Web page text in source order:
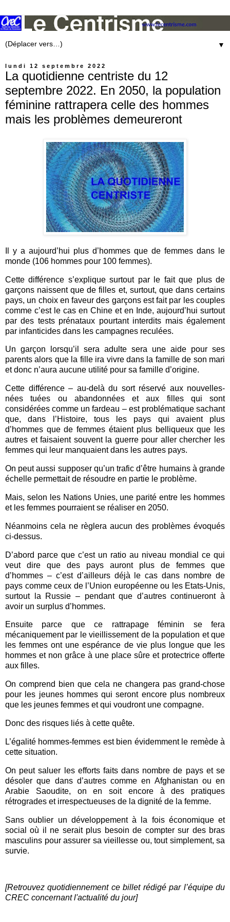
▼
lundi 12 septembre 2022
La quotidienne centriste du 12
septembre 2022. En 2050, la population
féminine rattrapera celle des hommes
mais les problèmes demeureront
Il y a aujourd’hui plus d’hommes que de femmes dans le
monde (106 hommes pour 100 femmes).
Cette différence s’explique surtout par le fait que plus de
garçons naissent que de filles et, surtout, que dans certains
pays, un choix en faveur des garçons est fait par les couples
comme c’est le cas en Chine et en Inde, aujourd’hui surtout
par des tests prénataux pourtant interdits mais également
par infanticides dans les campagnes reculées.
Un garçon lorsqu’il sera adulte sera une aide pour ses
parents alors que la fille ira vivre dans la famille de son mari
et donc n’aura aucune utilité pour sa famille d’origine.
Cette différence – au-delà du sort réservé aux nouvelles-
nées tuées ou abandonnées et aux filles qui sont
considérées comme un fardeau – est problématique sachant
que, dans l’Histoire, tous les pays qui avaient plus
d’hommes que de femmes étaient plus belliqueux que les
autres et faisaient souvent la guerre pour aller chercher les
femmes qui leur manquaient dans les autres pays.
On peut aussi supposer qu’un trafic d’être humains à grande
échelle permettait de résoudre en partie le problème.
Mais, selon les Nations Unies, une parité entre les hommes
et les femmes pourraient se réaliser en 2050.
Néanmoins cela ne règlera aucun des problèmes évoqués
ci-dessus.
D’abord parce que c’est un ratio au niveau mondial ce qui
veut dire que des pays auront plus de femmes que
d’hommes – c’est d’ailleurs déjà le cas dans nombre de
pays comme ceux de l’Union européenne ou les Etats-Unis,
surtout la Russie – pendant que d’autres continueront à
avoir un surplus d’hommes.
Ensuite parce que ce rattrapage féminin se fera
mécaniquement par le vieillissement de la population et que
les femmes ont une espérance de vie plus longue que les
hommes et non grâce à une place sûre et protectrice offerte
aux filles.
On comprend bien que cela ne changera pas grand-chose
pour les jeunes hommes qui seront encore plus nombreux
que les jeunes femmes et qui voudront une compagne.
Donc des risques liés à cette quête.
L’égalité hommes-femmes est bien évidemment le remède à
cette situation.
On peut saluer les efforts faits dans nombre de pays et se
désoler que dans d’autres comme en Afghanistan ou en
Arabie Saoudite, on en soit encore à des pratiques
rétrogrades et irrespectueuses de la dignité de la femme.
Sans oublier un développement à la fois économique et
social où il ne serait plus besoin de compter sur des bras
masculins pour assurer sa vieillesse ou, tout simplement, sa
survie.
[Retrouvez quotidiennement ce billet rédigé par l’équipe du
CREC concernant l'actualité du jour]